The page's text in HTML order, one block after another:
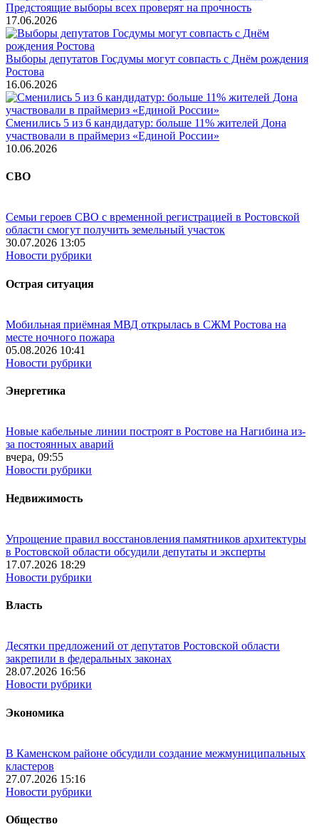
Предстоящие выборы всех проверят на прочность
17.06.2026
Выборы депутатов Госдумы могут совпасть с Днём рождения
Ростова
16.06.2026
Сменились 5 из 6 кандидатур: больше 11% жителей Дона
участвовали в праймериз «Единой России»
10.06.2026
СВО
Семьи героев СВО с временной регистрацией в Ростовской
области смогут получить земельный участок
30.07.2026 13:05
Новости рубрики
Острая ситуация
Мобильная приёмная МВД открылась в СЖМ Ростова на
месте ночного пожара
05.08.2026 10:41
Новости рубрики
Энергетика
Новые кабельные линии построят в Ростове на Нагибина из-
за постоянных аварий
вчера, 09:55
Новости рубрики
Недвижимость
Упрощение правил восстановления памятников архитектуры
в Ростовской области обсудили депутаты и эксперты
17.07.2026 18:29
Новости рубрики
Власть
Десятки предложений от депутатов Ростовской области
закрепили в федеральных законах
28.07.2026 16:56
Новости рубрики
Экономика
В Каменском районе обсудили создание межмуниципальных
кластеров
27.07.2026 15:16
Новости рубрики
Общество